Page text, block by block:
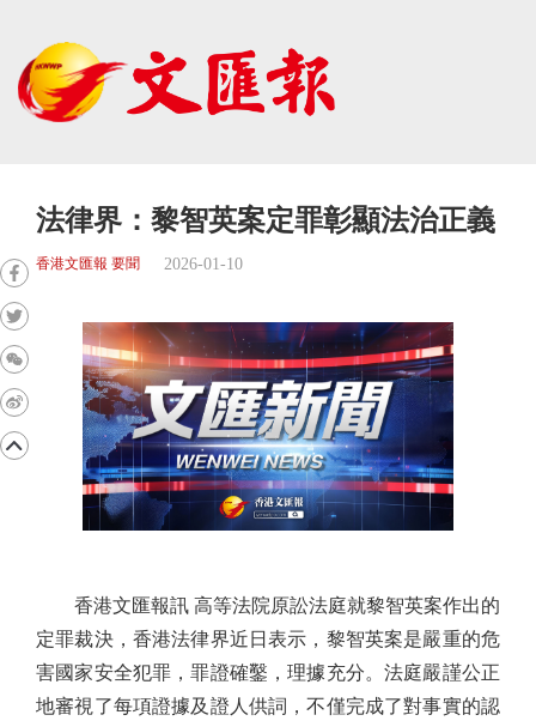
法律界：黎智英案定罪彰顯法治正義
香港文匯報 要聞 2026-01-10
香港文匯報訊 高等法院原訟法庭就黎智英案作出的
定罪裁決，香港法律界近日表示，黎智英案是嚴重的危
害國家安全犯罪，罪證確鑿，理據充分。法庭嚴謹公正
地審視了每項證據及證人供詞，不僅完成了對事實的認